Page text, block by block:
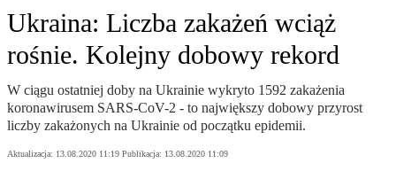
Ukraina: Liczba zakażeń wciąż
rośnie. Kolejny dobowy rekord
W ciągu ostatniej doby na Ukrainie wykryto 1592 zakażenia
koronawirusem SARS-CoV-2 - to największy dobowy przyrost
liczby zakażonych na Ukrainie od początku epidemii.
Aktualizacja: 13.08.2020 11:19 Publikacja: 13.08.2020 11:09